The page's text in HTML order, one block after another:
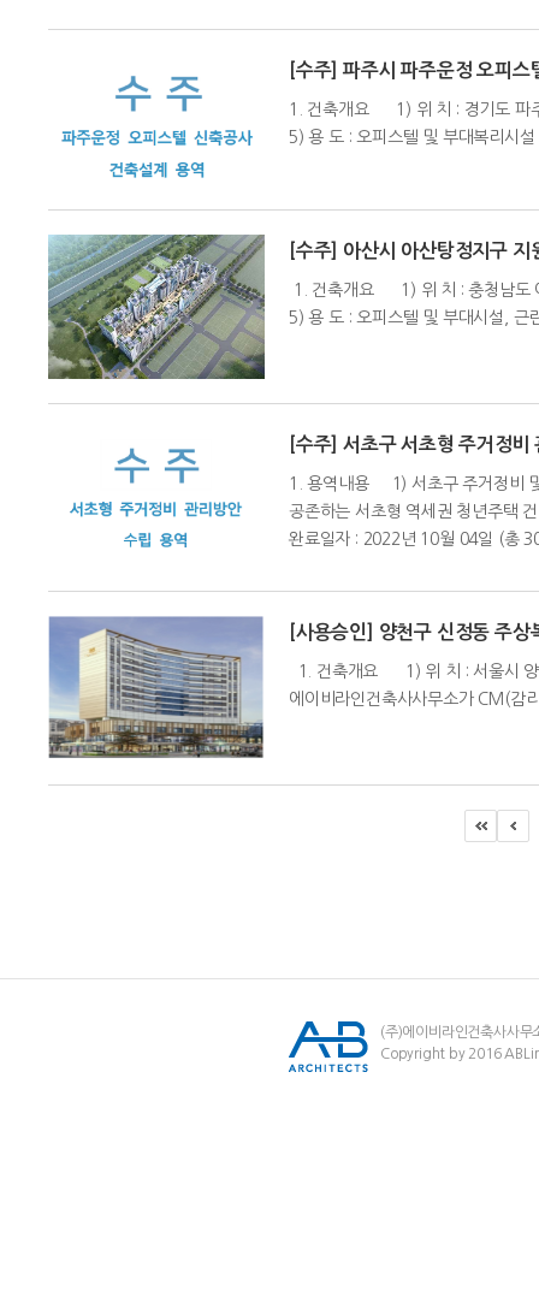
[수주] 파주시 파주운정 오피
1. 건축개요 1) 위 치 : 경기도
5) 용 도 : 오피스텔 및 부대복리시
[수주] 아산시 아산탕정지구
1. 건축개요 1) 위 치 : 충청남
5) 용 도 : 오피스텔 및 부대시설,
[수주] 서초구 서초형 주거정비
1. 용역내용 1) 서초구 주거정비
공존하는 서초형 역세권 청년주택
완료일자 : 2022년 10월 04일 (총
[사용승인] 양천구 신정동 주
1. 건축개요 1) 위 치 : 서울시
에이비라인건축사사무소가 CM(감
(주)에이비라인건축사사무
Copyright by 2016